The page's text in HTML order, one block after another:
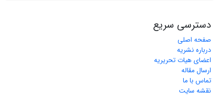
دسترسی سریع
صفحه اصلی
درباره نشریه
اعضای هیات تحریریه
ارسال مقاله
تماس با ما
نقشه سایت